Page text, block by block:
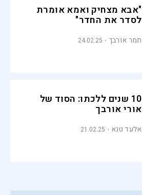
"אבא מצחיק ואמא אומרת
לסדר את החדר"
תמר אורבך 24.02.25
10 שנים ללכתו: הסוד של
אורי אורבך
אלעד טנא 21.02.25